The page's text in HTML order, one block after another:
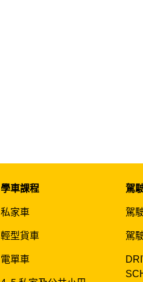
學車課程
私家車
輕型貨車
電單車
駕
駕
駕